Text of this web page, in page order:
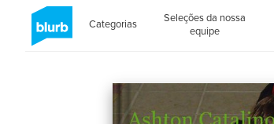
Categorias
Seleções da nossa
equipe